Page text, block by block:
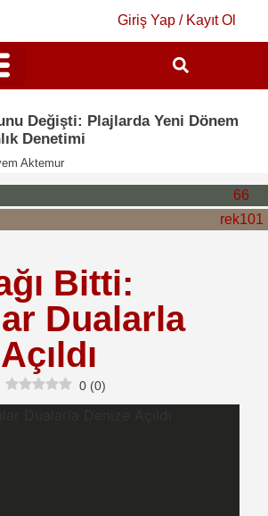
Giriş Yap / Kayıt Ol
Değişti: Plajlarda Yeni Dönem
Denetimi
Aktemur
Bitti:
Dualarla
0 (0)